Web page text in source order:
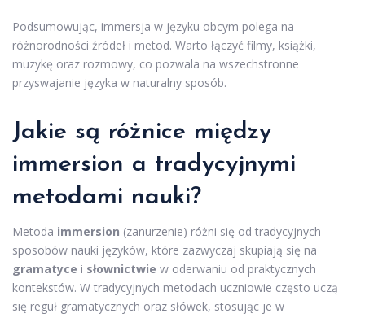
Podsumowując, immersja w języku obcym polega na
różnorodności źródeł i metod. Warto łączyć filmy, książki,
muzykę oraz rozmowy, co pozwala na wszechstronne
przyswajanie języka w naturalny sposób.
Jakie są różnice między
immersion a tradycyjnymi
metodami nauki?
Metoda immersion (zanurzenie) różni się od tradycyjnych
sposobów nauki języków, które zazwyczaj skupiają się na
gramatyce i słownictwie w oderwaniu od praktycznych
kontekstów. W tradycyjnych metodach uczniowie często uczą
się reguł gramatycznych oraz słówek, stosując je w